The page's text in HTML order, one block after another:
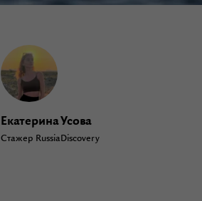
Екатерина Усова
Стажер RussiaDiscovery